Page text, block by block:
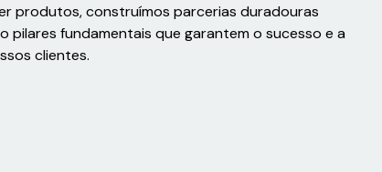
produtos, construímos parcerias duradouras
pilares fundamentais que garantem o sucesso e a
clientes.